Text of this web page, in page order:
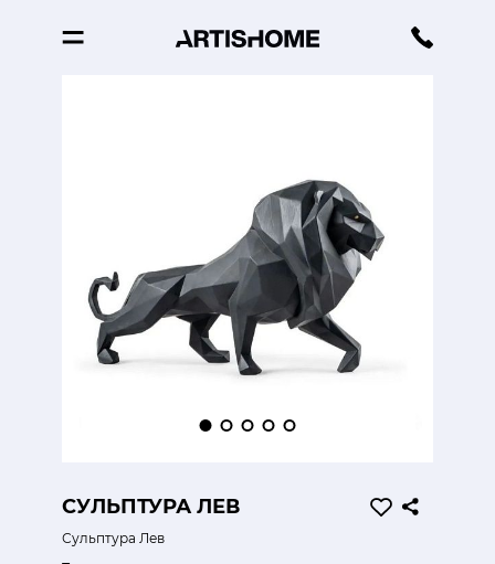
СУЛЬПТУРА ЛЕВ
Сульптура Лев